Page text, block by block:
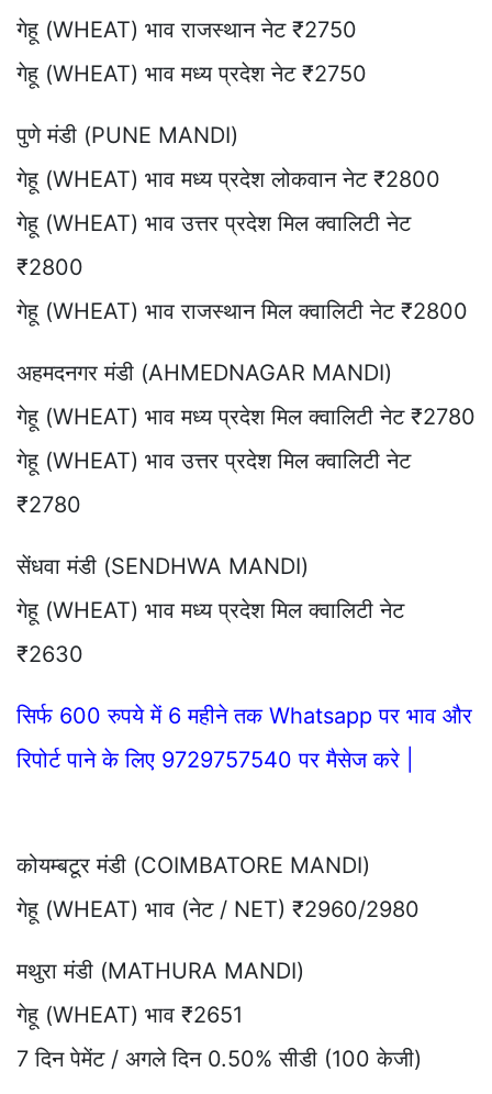
गेहू (WHEAT) भाव राजस्थान नेट ₹2750
गेहू (WHEAT) भाव मध्य प्रदेश नेट ₹2750
पुणे मंडी (PUNE MANDI)
गेहू (WHEAT) भाव मध्य प्रदेश लोकवान नेट ₹2800
गेहू (WHEAT) भाव उत्तर प्रदेश मिल क्वालिटी नेट
₹2800
गेहू (WHEAT) भाव राजस्थान मिल क्वालिटी नेट ₹2800
अहमदनगर मंडी (AHMEDNAGAR MANDI)
गेहू (WHEAT) भाव मध्य प्रदेश मिल क्वालिटी नेट ₹2780
गेहू (WHEAT) भाव उत्तर प्रदेश मिल क्वालिटी नेट
₹2780
सेंधवा मंडी (SENDHWA MANDI)
गेहू (WHEAT) भाव मध्य प्रदेश मिल क्वालिटी नेट
₹2630
सिर्फ 600 रुपये में 6 महीने तक Whatsapp पर भाव और
रिपोर्ट पाने के लिए 9729757540 पर मैसेज करे |
कोयम्बटूर मंडी (COIMBATORE MANDI)
गेहू (WHEAT) भाव (नेट / NET) ₹2960/2980
मथुरा मंडी (MATHURA MANDI)
गेहू (WHEAT) भाव ₹2651
7 दिन पेमेंट / अगले दिन 0.50% सीडी (100 केजी)